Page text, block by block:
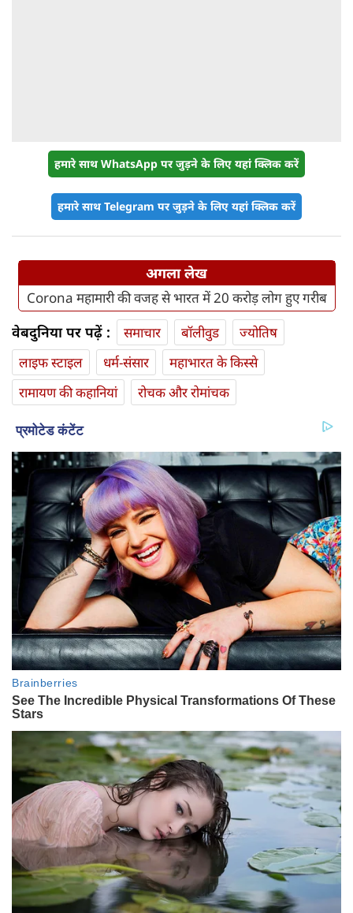
हमारे साथ WhatsApp पर जुड़ने के लिए यहां क्लिक करें
हमारे साथ Telegram पर जुड़ने के लिए यहां क्लिक करें
अगला लेख
Corona महामारी की वजह से भारत में 20 करोड़ लोग हुए गरीब
वेबदुनिया पर पढ़ें : समाचार बॉलीवुड
ज्योतिष
लाइफ स्‍टाइल
धर्म-संसार
महाभारत के किस्से
रामायण की कहानियां
रोचक और रोमांचक